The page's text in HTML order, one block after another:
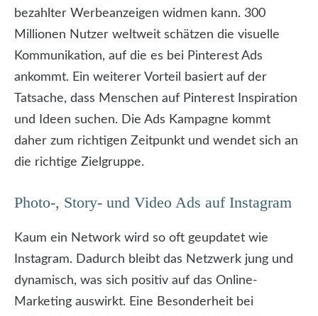
bezahlter Werbeanzeigen widmen kann. 300
Millionen Nutzer weltweit schätzen die visuelle
Kommunikation, auf die es bei Pinterest Ads
ankommt. Ein weiterer Vorteil basiert auf der
Tatsache, dass Menschen auf Pinterest Inspiration
und Ideen suchen. Die Ads Kampagne kommt
daher zum richtigen Zeitpunkt und wendet sich an
die richtige Zielgruppe.
Photo-, Story- und Video Ads auf Instagram
Kaum ein Network wird so oft geupdatet wie
Instagram. Dadurch bleibt das Netzwerk jung und
dynamisch, was sich positiv auf das Online-
Marketing auswirkt. Eine Besonderheit bei